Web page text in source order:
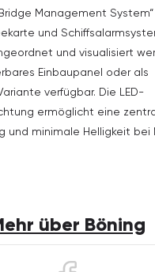
Management
und
und visualisiert
Einbaupanel oder als
verfügbar. Die LED-
ermöglicht eine
und minimale Helligkeit bei
über Böning